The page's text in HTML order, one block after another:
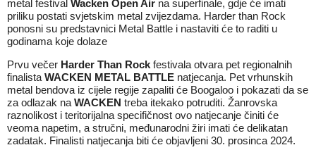
metal festival Wacken Open Air na superfinale, gdje će imati
priliku postati svjetskim metal zvijezdama. Harder than Rock
ponosni su predstavnici Metal Battle i nastaviti će to raditi u
godinama koje dolaze
Prvu večer Harder Than Rock festivala otvara pet regionalnih
finalista WACKEN METAL BATTLE natjecanja. Pet vrhunskih
metal bendova iz cijele regije zapaliti će Boogaloo i pokazati da se
za odlazak na WACKEN treba itekako potruditi. Žanrovska
raznolikost i teritorijalna specifičnost ovo natjecanje činiti će
veoma napetim, a stručni, međunarodni žiri imati će delikatan
zadatak. Finalisti natjecanja biti će objavljeni 30. prosinca 2024.